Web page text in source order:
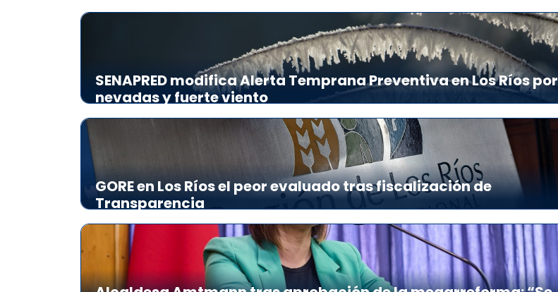
SENAPRED modifica Alerta Temprana Preventiva en Los Ríos por
nevadas y fuerte viento
GORE en Los Ríos el peor evaluado tras fiscalización de
Transparencia